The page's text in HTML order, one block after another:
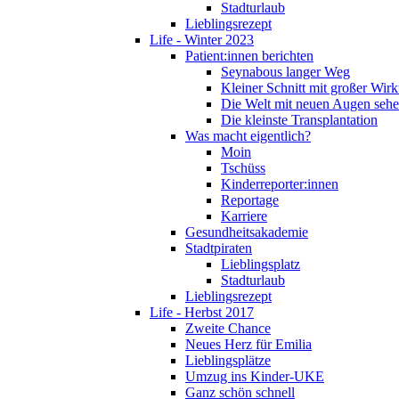
Stadturlaub
Lieblingsrezept
Life - Winter 2023
Patient:innen berichten
Seynabous langer Weg
Kleiner Schnitt mit großer
Die Welt mit neuen Augen
Die kleinste Transplantation
Was macht eigentlich?
Moin
Tschüss
Kinderreporter:innen
Reportage
Karriere
Gesundheitsakademie
Stadtpiraten
Lieblingsplatz
Stadturlaub
Lieblingsrezept
Life - Herbst 2017
Zweite Chance
Neues Herz für Emilia
Lieblingsplätze
Umzug ins Kinder-UKE
Ganz schön schnell